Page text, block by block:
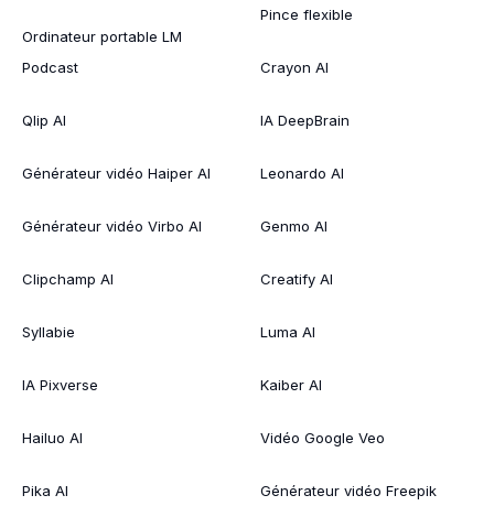
Ordinateur portable LM
Podcast
Qlip AI
Générateur vidéo Haiper AI
Générateur vidéo Virbo AI
Clipchamp AI
Syllabie
IA Pixverse
Hailuo AI
Pika AI
Pince flexible
Crayon AI
IA DeepBrain
Leonardo AI
Genmo AI
Creatify AI
Luma AI
Kaiber AI
Vidéo Google Veo
Générateur vidéo Freepik